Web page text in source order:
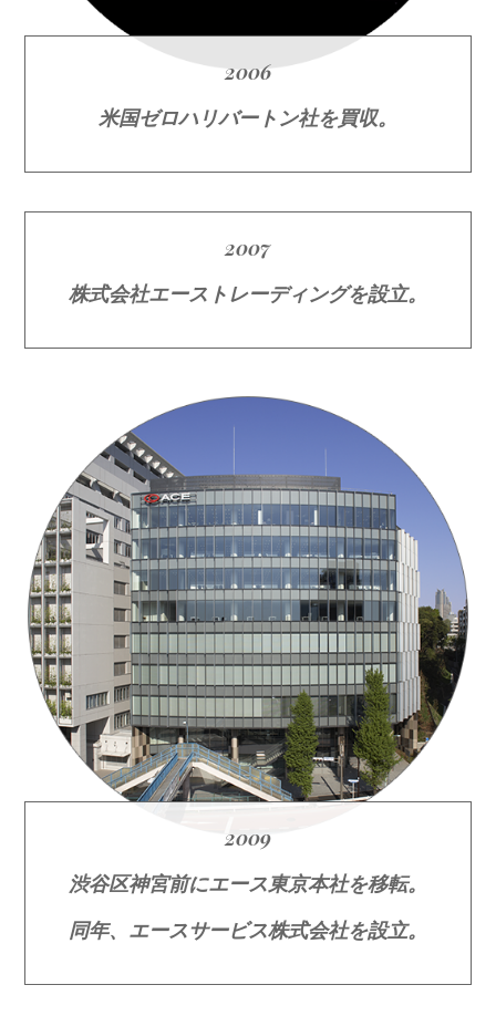
2006
米国ゼロハリバートン社を買収。
2007
株式会社エーストレーディングを設立。
2009
渋谷区神宮前にエース東京本社を移転。
同年、エースサービス株式会社を設立。